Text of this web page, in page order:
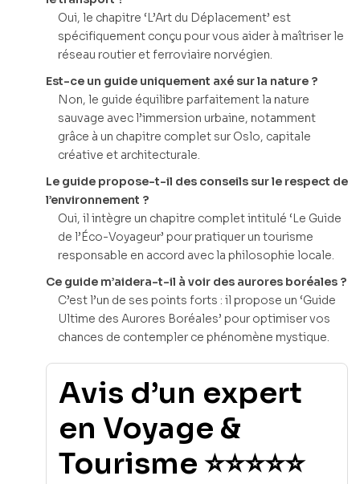
Oui, le chapitre ‘L’Art du Déplacement’ est
spécifiquement conçu pour vous aider à maîtriser le
réseau routier et ferroviaire norvégien.
Est-ce un guide uniquement axé sur la nature ?
Non, le guide équilibre parfaitement la nature
sauvage avec l’immersion urbaine, notamment
grâce à un chapitre complet sur Oslo, capitale
créative et architecturale.
Le guide propose-t-il des conseils sur le respect de
l’environnement ?
Oui, il intègre un chapitre complet intitulé ‘Le Guide
de l’Éco-Voyageur’ pour pratiquer un tourisme
responsable en accord avec la philosophie locale.
Ce guide m’aidera-t-il à voir des aurores boréales ?
C’est l’un de ses points forts : il propose un ‘Guide
Ultime des Aurores Boréales’ pour optimiser vos
chances de contempler ce phénomène mystique.
Avis d’un expert
en Voyage &
Tourisme ⭐⭐⭐⭐⭐